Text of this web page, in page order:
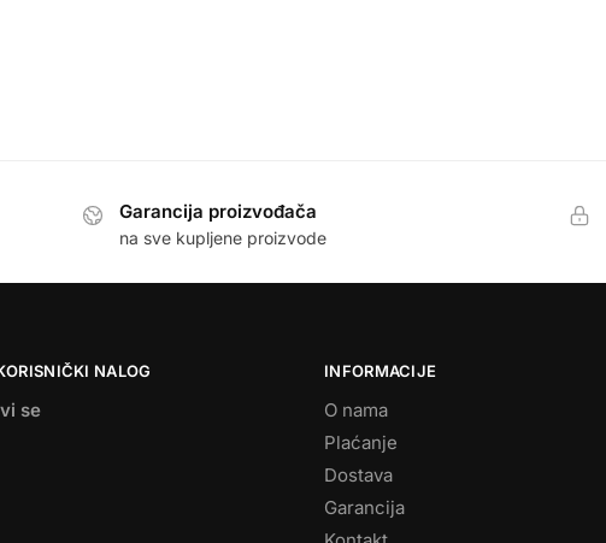
Garancija proizvođača
na sve kupljene proizvode
NALOG
se
INFORMACIJE
O nama
Plaćanje
Dostava
Garancija